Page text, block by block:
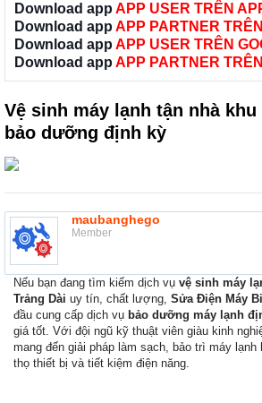
Download app APP USER TRÊN
Download app APP PARTNER
Download app APP USER TRÊN
Download app APP PARTNER
Vệ sinh máy lạnh tận nhà
bảo dưỡng định kỳ
maubanghego
Member
Nếu bạn đang tìm kiếm dịch vụ vệ sinh máy
Trảng Dài uy tín, chất lượng, Sửa Điện Máy
đầu cung cấp dịch vụ bảo dưỡng máy lạnh
giá tốt. Với đội ngũ kỹ thuật viên giàu kinh
mang đến giải pháp làm sạch, bảo trì máy lạnh
thọ thiết bị và tiết kiệm điện năng.